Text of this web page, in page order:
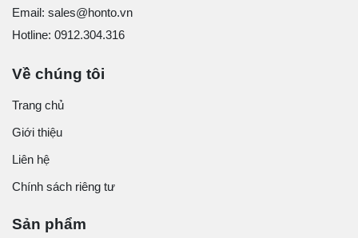
Email: sales@honto.vn
Hotline: 0912.304.316
Về chúng tôi
Trang chủ
Giới thiệu
Liên hệ
Chính sách riêng tư
Sản phẩm